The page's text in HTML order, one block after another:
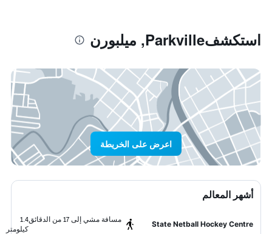
استكشفParkville, ميلبورن
اعرض على الخريطة
أشهر المعالم
State Netball Hockey Centre
مسافة مشي إلى 17 من الدقائق
1.4
كيلومتر